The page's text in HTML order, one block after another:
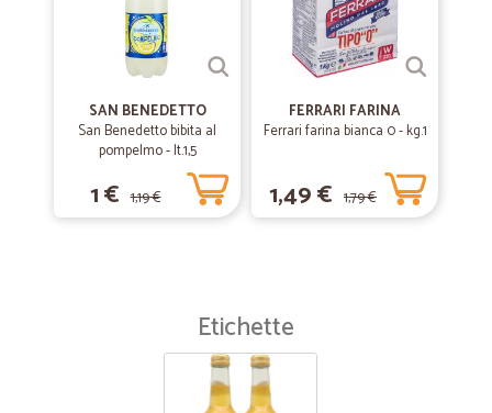
SAN BENEDETTO
San Benedetto bibita al
pompelmo - lt.1,5
1 € 1,19 €
FERRARI FARINA
Ferrari farina bianca 0 - kg.1
1,49 € 1,79 €
Etichette